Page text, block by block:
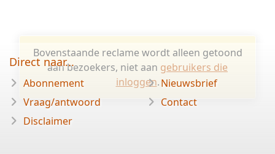
Bovenstaande reclame wordt alleen getoond
aan bezoekers, niet aan gebruikers die
inloggen.
Direct naar...
Abonnement
Vraag/antwoord
Disclaimer
Nieuwsbrief
Contact